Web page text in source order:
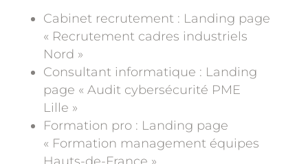
Cabinet recrutement : Landing page
« Recrutement cadres industriels
Nord »
Consultant informatique : Landing
page « Audit cybersécurité PME
Lille »
Formation pro : Landing page
« Formation management équipes